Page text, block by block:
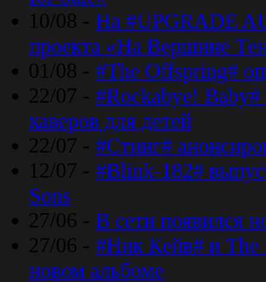
10/08 - На #UPGRADE
проекта «На Вершине
01/08 - #The Offspring#
22/07 - #Rockabye!
каверов для детей
22/07 - #Стинг#
12/07 - #Blink-182#
Sons
27/06 - В сети появился
27/06 - #Ник Кейв# и The
новом альбоме